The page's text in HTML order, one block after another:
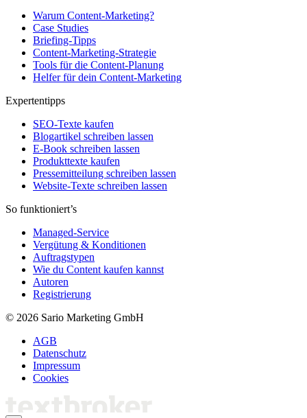
Warum Content-Marketing?
Case Studies
Briefing-Tipps
Content-Marketing-Strategie
Tools für die Content-Planung
Helfer für dein Content-Marketing
Expertentipps
SEO-Texte kaufen
Blogartikel schreiben lassen
E-Book schreiben lassen
Produkttexte kaufen
Pressemitteilung schreiben lassen
Website-Texte schreiben lassen
So funktioniert’s
Managed-Service
Vergütung & Konditionen
Auftragstypen
Wie du Content kaufen kannst
Autoren
Registrierung
© 2026 Sario Marketing GmbH
AGB
Datenschutz
Impressum
Cookies